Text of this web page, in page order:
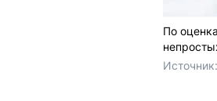
По
Источник: